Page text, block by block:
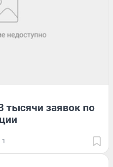
тысячи заявок по
1